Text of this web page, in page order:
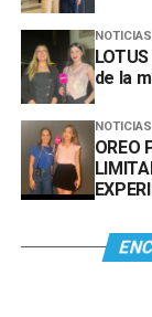
NOTICIAS
de la
NOTICIAS
OREO